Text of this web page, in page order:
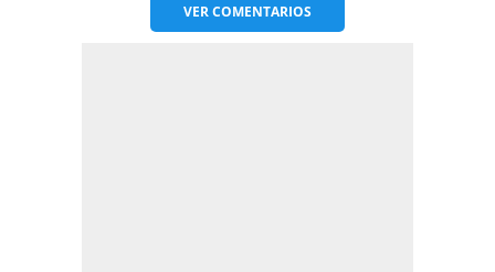
VERCOMENTARIOS